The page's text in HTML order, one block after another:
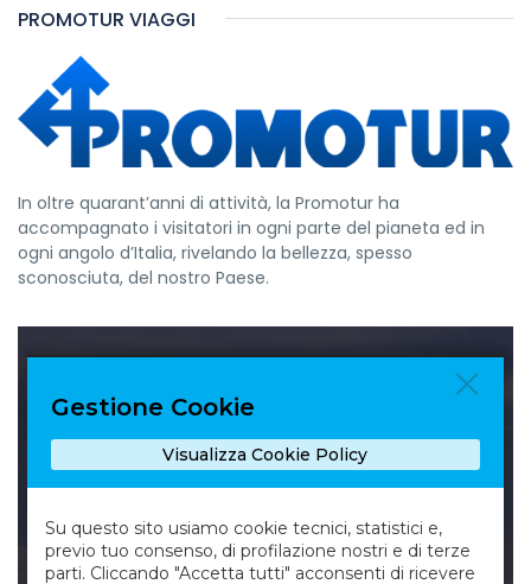
PROMOTUR VIAGGI
In oltre quarant’anni di attività, la Promotur ha
accompagnato i visitatori in ogni parte del pianeta ed in
ogni angolo d’Italia, rivelando la bellezza, spesso
sconosciuta, del nostro Paese.